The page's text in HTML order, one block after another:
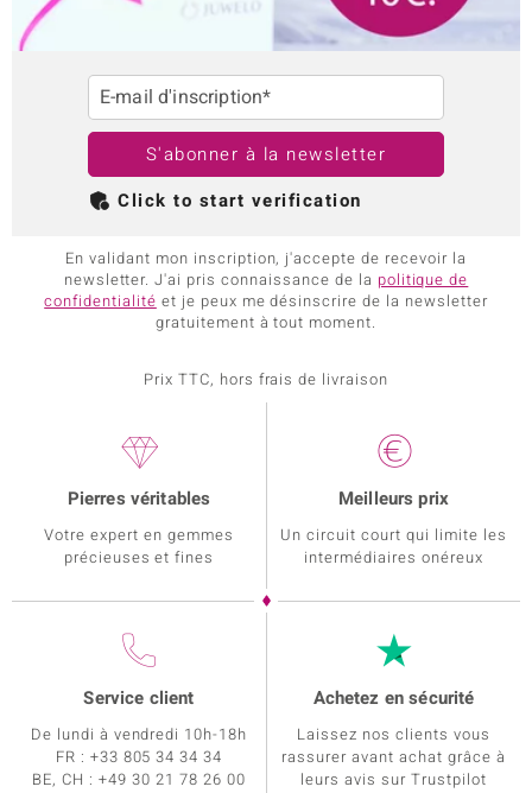
E-mail d'inscription*
S'abonner à la newsletter
Click to start verification
En validant mon inscription, j'accepte de recevoir la
newsletter. J'ai pris connaissance de la politique de
confidentialité et je peux me désinscrire de la newsletter
gratuitement à tout moment.
Prix TTC, hors frais de livraison
Pierres véritables
Votre expert en gemmes
précieuses et fines
Meilleurs prix
Un circuit court qui limite les
intermédiaires onéreux
Service client
De lundi à vendredi 10h-18h
FR : +33 805 34 34 34
BE, CH : +49 30 21 78 26 00
Achetez en sécurité
Laissez nos clients vous
rassurer avant achat grâce à
leurs avis sur Trustpilot